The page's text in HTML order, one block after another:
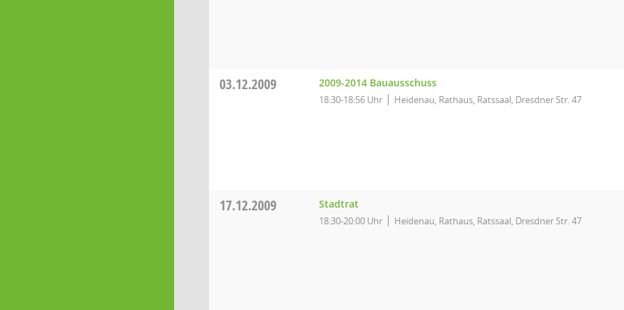
03.12.2009 2009-2014 Bauausschuss
18:30-18:56 Uhr Heidenau, Rathaus, Ratssaal, Dresdner Str. 47
17.12.2009 Stadtrat
18:30-20:00 Uhr Heidenau, Rathaus, Ratssaal, Dresdner Str. 47